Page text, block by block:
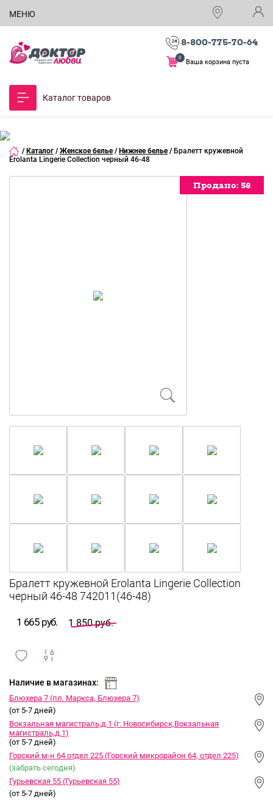
МЕНЮ
8-800-775-70-64
Ваша корзина пуста
0
Каталог товаров
/ Каталог / Женское белье / Нижнее белье / Бралетт кружевной
Erolanta Lingerie Collection черный 46-48
Продано: 58
Продано: 58
Продано: 58
Продано: 58
Продано: 58
Продано: 58
Продано: 58
Продано: 58
Продано: 58
Продано: 58
Продано: 58
Продано: 58
1 665 руб. 1 850 руб.
и
Наличие в магазинах:
Блюхера 7 (пл. Маркса, Блюхера 7)
(от 5-7 дней)
Вокзальная магистраль,д.1 (г. Новосибирск,Вокзальная
магистраль,д.1)
(от 5-7 дней)
Горский м-н 64 отдел 225 (Горский микрорайон 64, отдел 225)
(забрать сегодня)
Гурьевская 55 (Гурьевская 55)
(от 5-7 дней)